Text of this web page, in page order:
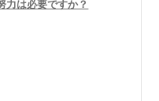
力は必要ですか？